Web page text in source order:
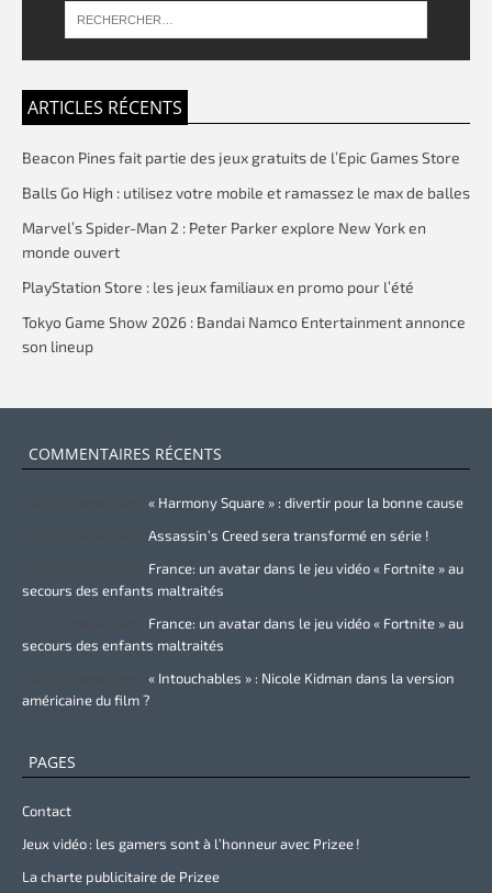
ARTICLES RÉCENTS
Beacon Pines fait partie des jeux gratuits de l’Epic Games Store
Balls Go High : utilisez votre mobile et ramassez le max de balles
Marvel’s Spider-Man 2 : Peter Parker explore New York en
monde ouvert
PlayStation Store : les jeux familiaux en promo pour l’été
Tokyo Game Show 2026 : Bandai Namco Entertainment annonce
son lineup
COMMENTAIRES RÉCENTS
« Harmony Square » : divertir pour la bonne cause
Assassin’s Creed sera transformé en série !
France: un avatar dans le jeu vidéo « Fortnite » au
secours des enfants maltraités
France: un avatar dans le jeu vidéo « Fortnite » au
secours des enfants maltraités
« Intouchables » : Nicole Kidman dans la version
américaine du film ?
PAGES
Contact
Jeux vidéo : les gamers sont à l’honneur avec Prizee !
La charte publicitaire de Prizee